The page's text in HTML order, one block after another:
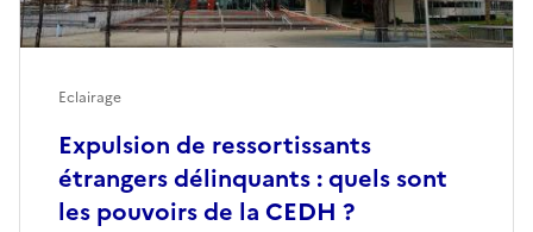
Expulsion de ressortissants
étrangers délinquants : quels sont
les pouvoirs de la CEDH ?
Eclairage